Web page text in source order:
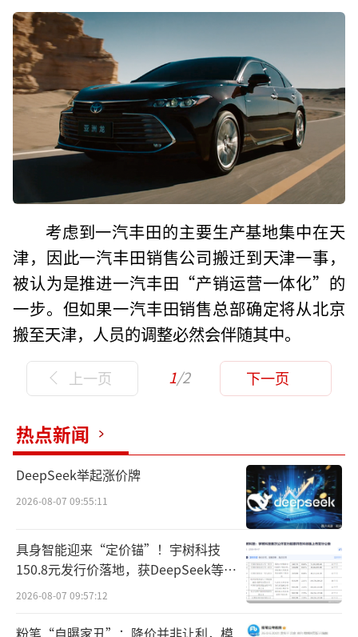
考虑到一汽丰田的主要生产基地集中在天
津，因此一汽丰田销售公司搬迁到天津一事，
被认为是推进一汽丰田“产销运营一体化”的
一步。但如果一汽丰田销售总部确定将从北京
搬至天津，人员的调整必然会伴随其中。
上一页 1/2 下一页
热点新闻
DeepSeek举起涨价牌
2026-08-07 09:55:11
具身智能迎来“定价锚”！宇树科技
150.8元发行价落地，获DeepSeek等豪
华战配加持
2026-08-07 09:57:12
粉笔“自曝家丑”：降价并非让利，模